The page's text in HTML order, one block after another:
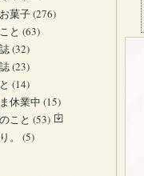
菓子(276)
と (63)
(32)
(23)
(14)
休業中 (15)
こと (53)
。
(5)